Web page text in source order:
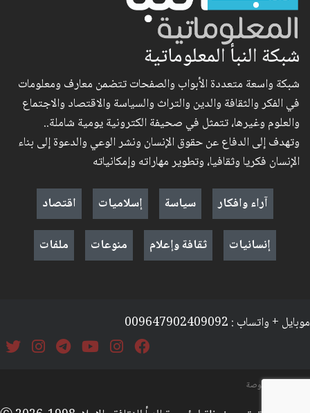
شبكة النبأ المعلوماتية
شبكة واسعة متعددة الأبواب والصفحات تتضمن معارف ومعلومات
في الفكر والثقافة والدين والتراث والسياسة والاقتصاد والاجتماع
والعلوم وغيرها، تتمثل في صحيفة الكترونية يومية شاملة..
وتهدف إلى الدفاع عن حقوق الإنسان ونشر الوعي والدعوة إلى بناء
الإنسان فكريا وثقافيا، وتطوير مهاراته وإمكانياته
آراء وافكار
سياسة إسلاميات
اقتصاد
إنسانيات
ثقافة وإعلام منوعات ملفات
موبايل + واتساب : 009647902409092
السياسة والخصوصة